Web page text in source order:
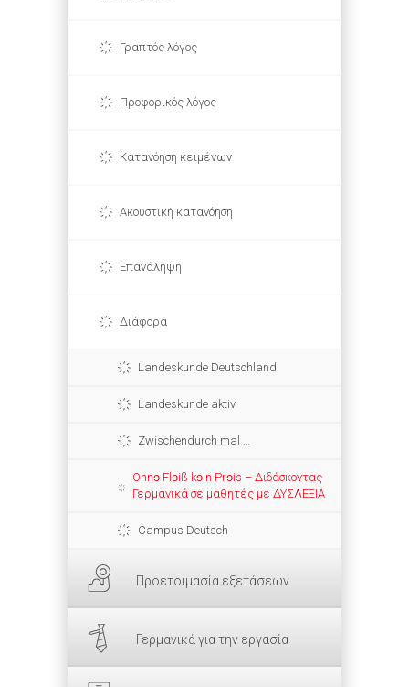
Γραπτός λόγος
Προφορικός λόγος
Κατανόηση κειμένων
Ακουστική κατανόηση
Επανάληψη
Διάφορα
Landeskunde Deutschland
Landeskunde aktiv
Zwischendurch mal …
Ohnɘ Flɘiß kɘin Prɘis – Διδάσκοντας
Γερμανικά σε μαθητές με ΔΥΣΛΕΞΙΑ
Campus Deutsch
Προετοιμασία εξετάσεων
Γερμανικά για την εργασία